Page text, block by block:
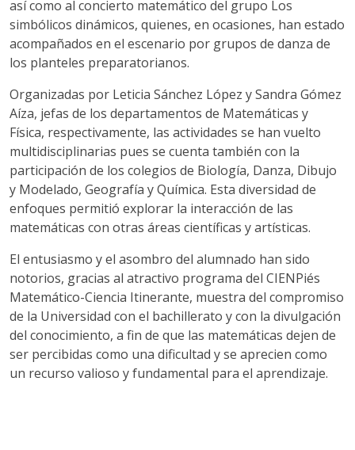
así como al concierto matemático del grupo Los
simbólicos dinámicos, quienes, en ocasiones, han estado
acompañados en el escenario por grupos de danza de
los planteles preparatorianos.
Organizadas por Leticia Sánchez López y Sandra Gómez
Aíza, jefas de los departamentos de Matemáticas y
Física, respectivamente, las actividades se han vuelto
multidisciplinarias pues se cuenta también con la
participación de los colegios de Biología, Danza, Dibujo
y Modelado, Geografía y Química. Esta diversidad de
enfoques permitió explorar la interacción de las
matemáticas con otras áreas científicas y artísticas.
El entusiasmo y el asombro del alumnado han sido
notorios, gracias al atractivo programa del CIENPiés
Matemático-Ciencia Itinerante, muestra del compromiso
de la Universidad con el bachillerato y con la divulgación
del conocimiento, a fin de que las matemáticas dejen de
ser percibidas como una dificultad y se aprecien como
un recurso valioso y fundamental para el aprendizaje.